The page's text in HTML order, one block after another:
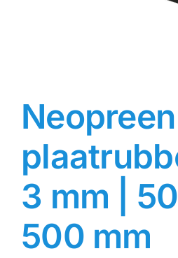
Winkelmand
Neopreen
3 mm |
500 mm